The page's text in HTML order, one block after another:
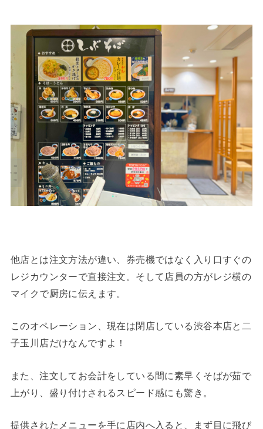
他店とは注文方法が違い、券売機ではなく入り口すぐの
レジカウンターで直接注文。そして店員の方がレジ横の
マイクで厨房に伝えます。
このオペレーション、現在は閉店している渋谷本店と二
子玉川店だけなんですよ！
また、注文してお会計をしている間に素早くそばが茹で
上がり、盛り付けされるスピード感にも驚き。
提供されたメニューを手に店内へ入ると、まず目に飛び